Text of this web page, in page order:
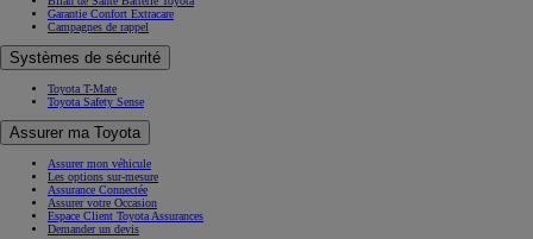
Garantie Confort Extracare
Campagnes de rappel
Systèmes de sécurité
Toyota T-Mate
Toyota Safety Sense
Assurer ma Toyota
Assurer mon véhicule
Les options sur-mesure
Assurance Connectée
Assurer votre Occasion
Espace Client Toyota Assurances
Demander un devis